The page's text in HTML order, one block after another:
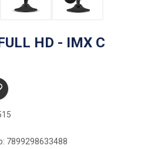
HD - IMX C
7899298633488